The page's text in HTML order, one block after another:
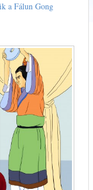
a Fálun Gong